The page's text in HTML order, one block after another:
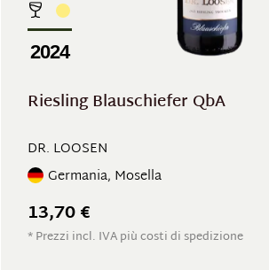
2024
Riesling Blauschiefer QbA
DR. LOOSEN
Germania, Mosella
13,70 €
* Prezzi incl. IVA più costi di spedizione